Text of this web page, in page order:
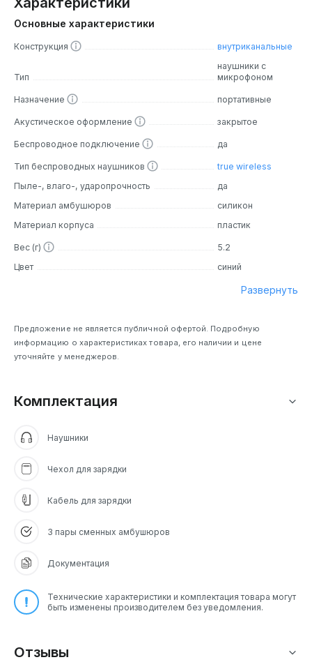
Основные характеристики
Конструкция внутриканальные
Тип
наушники с
микрофоном
Назначение портативные
Акустическое оформление закрытое
Беспроводное подключение да
Тип беспроводных наушников
true wireless
Пыле-, влаго-, ударопрочность
да
Материал амбушюров
силикон
Материал корпуса
пластик
Вес (г)
5.2
Цвет
синий
Развернуть
Предложение не является публичной офертой. Подробную
информацию о характеристиках товара, его наличии и цене
уточняйте у менеджеров.
Комплектация
Наушники
Чехол для зарядки
Кабель для зарядки
3 пары сменных амбушюров
Документация
Технические характеристики и комплектация товара могут
быть изменены производителем без уведомления.
Отзывы